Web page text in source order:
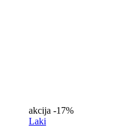
akcija -17%
Laki